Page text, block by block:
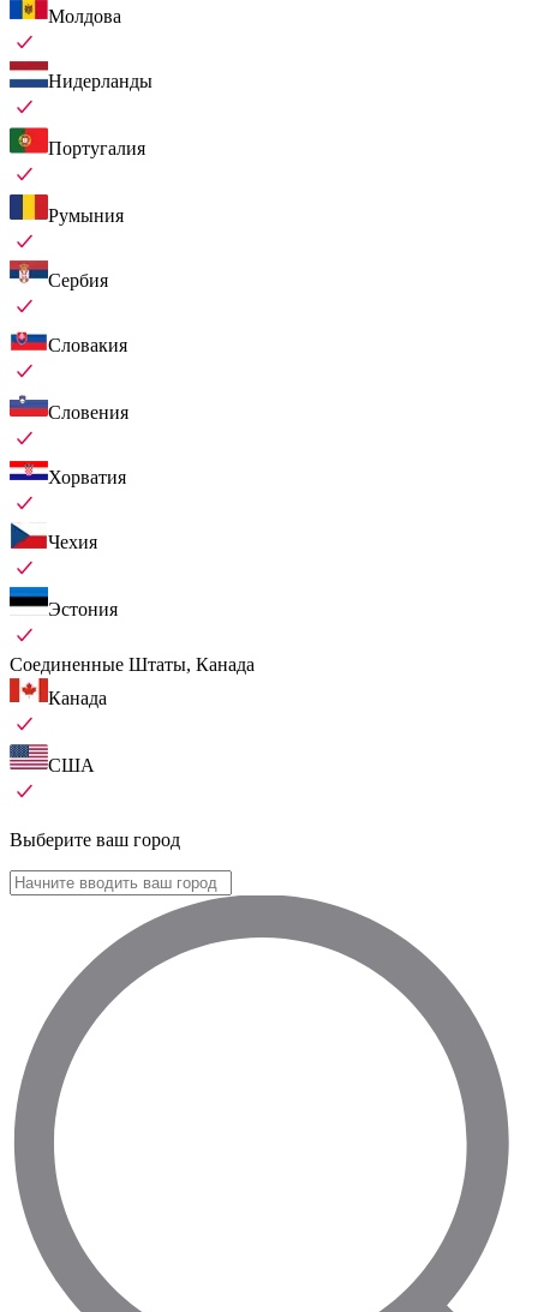
Молдова
Нидерланды
Португалия
Румыния
Сербия
Словакия
Словения
Хорватия
Чехия
Эстония
Соединенные Штаты, Канада
Канада
США
Выберите ваш город